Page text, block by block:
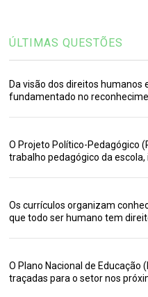
ÚLTIMAS QUESTÕES
Da visão dos direitos humanos
fundamentado no
O Projeto Político-Pedagógico
trabalho pedagógico da escola,
Os currículos organizam
que todo ser humano tem
O Plano Nacional de Educação
traçadas para o setor nos